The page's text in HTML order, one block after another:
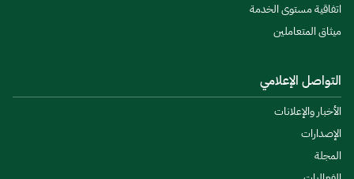
اتفاقية مستوى الخدمة
ميثاق المتعاملين
التواصل الإعلامي
الأخبار والإعلانات
الإصدارات
المجلة